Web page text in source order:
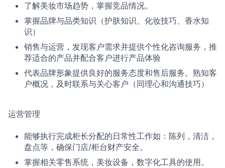
了解美妆市场趋势，掌握竞品情况。
掌握品牌与品类知识（护肤知识、化妆技巧、香水知
识）
销售与运营，发现客户需求并提供个性化咨询服务，推
荐适合的产品并配合客户进行产品体验
代表品牌形象提供良好的服务态度和售后服务。熟知客
户概况，及时联系与关心客户（同理心和沟通技巧）
运营管理
能够执行完成柜长分配的日常性工作如：陈列，清洁，
盘点等，确保门店/柜台财产安全。
掌握相关零售系统，美妆设备，数字化工具的使用。